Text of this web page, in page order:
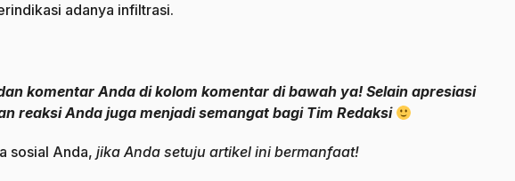
adanya infiltrasi.
komentar Anda di kolom komentar di bawah ya! Selain apresiasi
reaksi Anda juga menjadi semangat bagi Tim Redaksi
sosial Anda, jika Anda setuju artikel ini bermanfaat!